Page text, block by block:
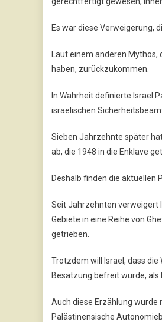
Es war diese Verweigerung,
Laut einem anderen
haben, zurückzukommen.
In Wahrheit definierte Israel
israelischen
Sieben Jahrzehnte später
ab, die 1948 in die Enklave
Deshalb finden die aktuellen
Seit Jahrzehnten verweigert
Gebiete in eine Reihe von
getrieben.
Trotzdem will Israel, dass
Besatzung befreit wurde, als
Auch diese Erzählung wurde
Palästinensische